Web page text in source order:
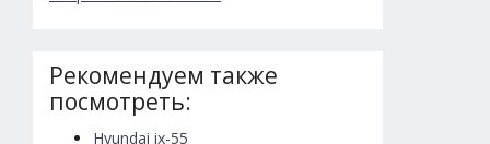
Рекомендуем также
посмотреть:
Hyundai ix-55